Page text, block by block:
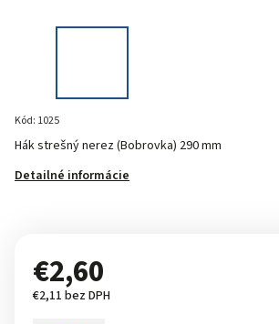
Kód: 1025
Hák strešný nerez (Bobrovka) 290 mm
Detailné informácie
€2,60
€2,11 bez DPH